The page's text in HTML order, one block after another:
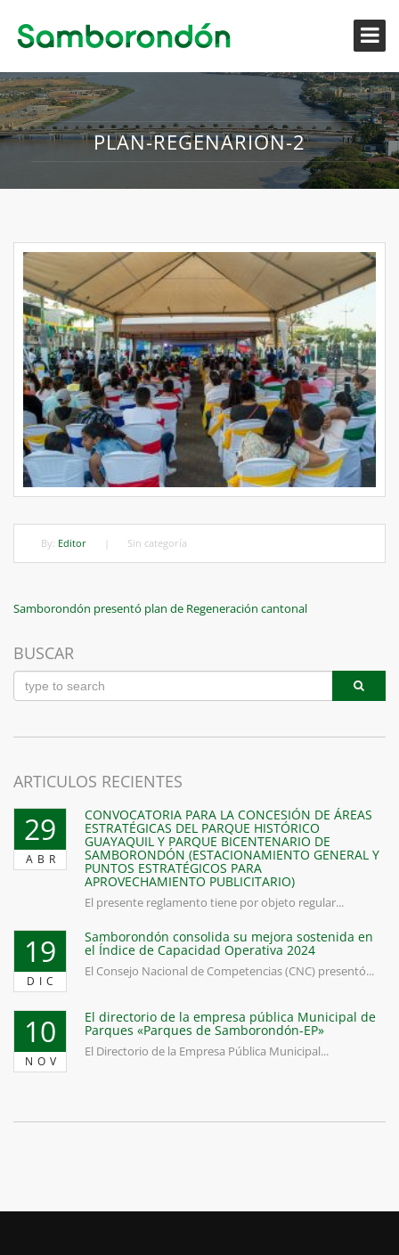
PLAN-REGENARION-2
By: Editor Sin categoría
Navegación
de
entradas
Previous
Samborondón presentó plan de Regeneración cantonal
BUSCAR
ARTICULOS RECIENTES
29
ABR
CONVOCATORIA PARA LA CONCESIÓN DE ÁREAS
ESTRATÉGICAS DEL PARQUE HISTÓRICO
GUAYAQUIL Y PARQUE BICENTENARIO DE
SAMBORONDÓN (ESTACIONAMIENTO GENERAL Y
PUNTOS ESTRATÉGICOS PARA
APROVECHAMIENTO PUBLICITARIO)
El presente reglamento tiene por objeto regular...
19
DIC
Samborondón consolida su mejora sostenida en
el Índice de Capacidad Operativa 2024
El Consejo Nacional de Competencias (CNC) presentó...
10
NOV
El directorio de la empresa pública Municipal de
Parques «Parques de Samborondón-EP»
El Directorio de la Empresa Pública Municipal...